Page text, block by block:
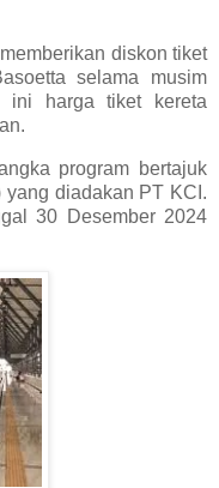
diskon tiket
selama musim
ini harga tiket kereta
program bertajuk
yang diadakan PT KCI.
30 Desember 2024